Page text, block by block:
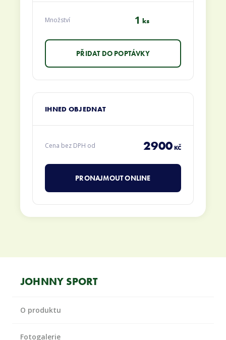
Množství 1 ks
IHNED OBJEDNAT
Cena bez DPH od 2900KČ
PRONAJMOUT ONLINE
JOHNNY SPORT
O produktu
Fotogalerie